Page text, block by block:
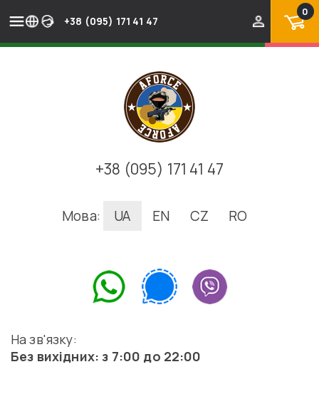
+38 (095) 171 41 47
0
+38 (095) 171 41 47
Мова: UA EN CZ RO
На зв'язку:
Без вихідних: з 7:00 до 22:00